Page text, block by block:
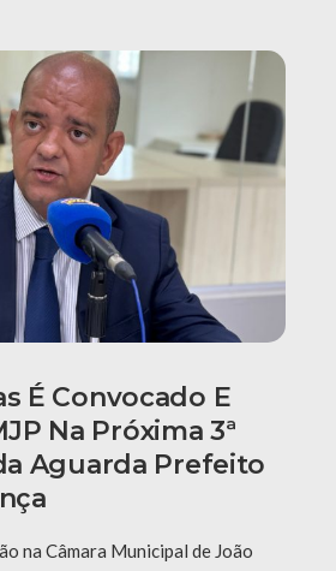
É Convocado E
Na Próxima 3ª
Aguarda Prefeito
na Câmara Municipal de João